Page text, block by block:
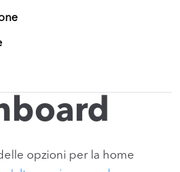
opzioni per la home